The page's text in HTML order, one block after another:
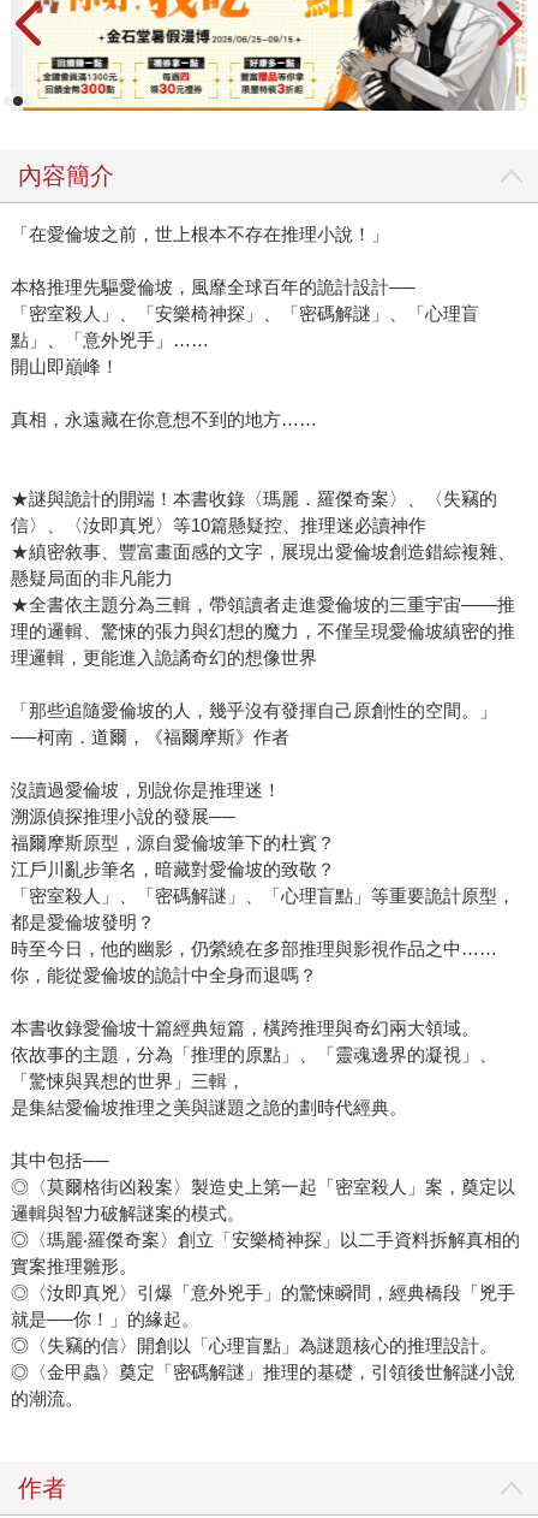
內容簡介
「在愛倫坡之前，世上根本不存在推理小說！」
本格推理先驅愛倫坡，風靡全球百年的詭計設計──
「密室殺人」、「安樂椅神探」、「密碼解謎」、「心理盲
點」、「意外兇手」……
開山即巔峰！
真相，永遠藏在你意想不到的地方……
★謎與詭計的開端！本書收錄〈瑪麗．羅傑奇案〉、〈失竊的
信〉、〈汝即真兇〉等10篇懸疑控、推理迷必讀神作
★縝密敘事、豐富畫面感的文字，展現出愛倫坡創造錯綜複雜、
懸疑局面的非凡能力
★全書依主題分為三輯，帶領讀者走進愛倫坡的三重宇宙——推
理的邏輯、驚悚的張力與幻想的魔力，不僅呈現愛倫坡縝密的推
理邏輯，更能進入詭譎奇幻的想像世界
「那些追隨愛倫坡的人，幾乎沒有發揮自己原創性的空間。」
──柯南．道爾，《福爾摩斯》作者
沒讀過愛倫坡，別說你是推理迷！
溯源偵探推理小說的發展──
福爾摩斯原型，源自愛倫坡筆下的杜賓？
江戶川亂步筆名，暗藏對愛倫坡的致敬？
「密室殺人」、「密碼解謎」、「心理盲點」等重要詭計原型，
都是愛倫坡發明？
時至今日，他的幽影，仍縈繞在多部推理與影視作品之中……
你，能從愛倫坡的詭計中全身而退嗎？
本書收錄愛倫坡十篇經典短篇，橫跨推理與奇幻兩大領域。
依故事的主題，分為「推理的原點」、「靈魂邊界的凝視」、
「驚悚與異想的世界」三輯，
是集結愛倫坡推理之美與謎題之詭的劃時代經典。
其中包括──
◎〈莫爾格街凶殺案〉製造史上第一起「密室殺人」案，奠定以
邏輯與智力破解謎案的模式。
◎〈瑪麗‧羅傑奇案〉創立「安樂椅神探」以二手資料拆解真相的
實案推理雛形。
◎〈汝即真兇〉引爆「意外兇手」的驚悚瞬間，經典橋段「兇手
就是──你！」的緣起。
◎〈失竊的信〉開創以「心理盲點」為謎題核心的推理設計。
◎〈金甲蟲〉奠定「密碼解謎」推理的基礎，引領後世解謎小說
的潮流。
作者